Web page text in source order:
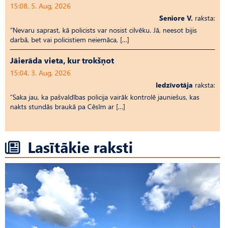
15:08, 5. Aug, 2026
Seniore V. raksta:
“Nevaru saprast, kā policists var nosist cilvēku. Jā, neesot bijis
darbā, bet vai policistiem neiemāca, […]
Jāierāda vieta, kur trokšņot
15:04, 3. Aug, 2026
Iedzīvotāja raksta:
“Saka jau, ka pašvaldības policija vairāk kontrolē jauniešus, kas
nakts stundās braukā pa Cēsīm ar […]
Lasītākie raksti